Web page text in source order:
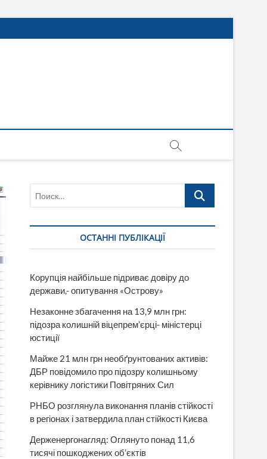
Поиск…
ОСТАННІ ПУБЛІКАЦІЇ
Корупція найбільше підриває довіру до
держави,- опитування «Острову»
Незаконне збагачення на 13,9 млн грн:
підозра колишній віцепрем’єрці- міністерці
юстиції
Майже 21 млн грн необґрунтованих активів:
ДБР повідомило про підозру колишньому
керівнику логістики Повітряних Сил
РНБО розглянула виконання планів стійкості
в регіонах і затвердила план стійкості Києва
Держенергонагляд: Оглянуто понад 11,6
тисячі пошкоджених об’єктів